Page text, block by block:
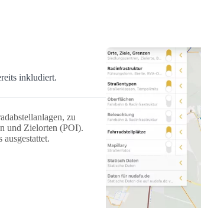
inkludiert.
zu
und Zielorten (POI).